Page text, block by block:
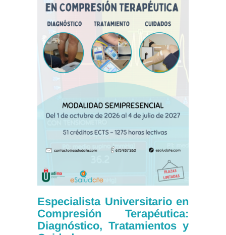
Especialista Universitario en
Compresión Terapéutica:
Diagnóstico, Tratamientos y